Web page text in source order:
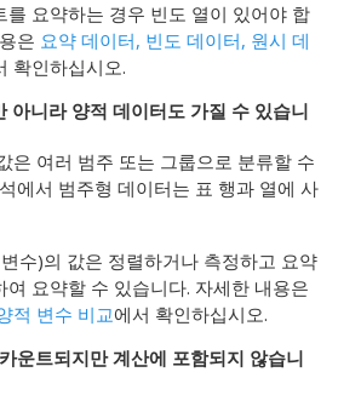
를 요약하는 경우 빈도 열이 있어야 합
은 요약 데이터, 빈도 데이터, 원시 데
확인하십시오.
아니라 양적 데이터도 가질 수 있습니
은 여러 범주 또는 그룹으로 분류할 수
에서 범주형 데이터는 표 행과 열에 사
수)의 값은 정렬하거나 측정하고 요약
여 요약할 수 있습니다. 자세한 내용은
적 변수 비교에서 확인하십시오.
운트되지만 계산에 포함되지 않습니